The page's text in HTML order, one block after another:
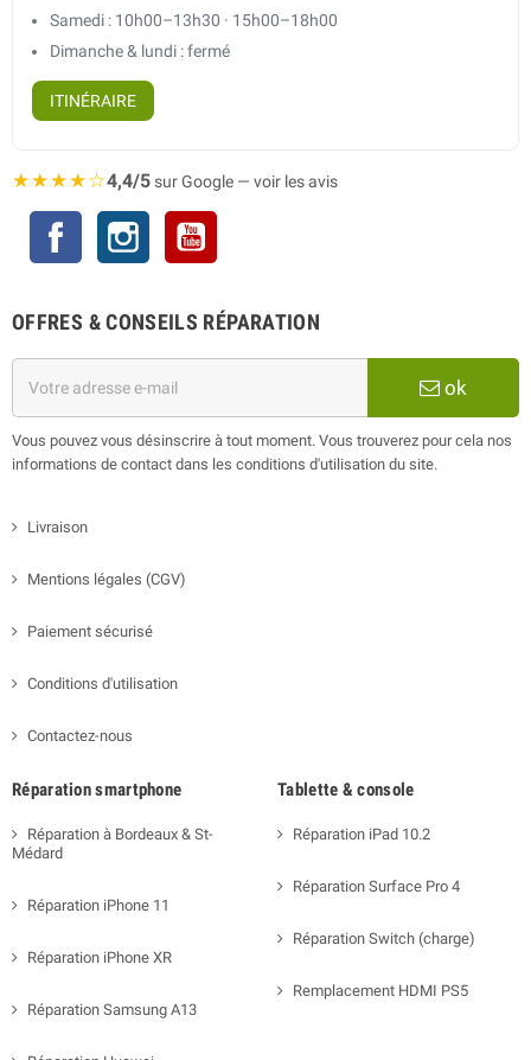
Samedi : 10h00–13h30 · 15h00–18h00
Dimanche & lundi : fermé
ITINÉRAIRE
★★★★☆4,4/5sur Google — voir les avis
Facebook Instagram
OFFRES & CONSEILS RÉPARATION
ok
Vous pouvez vous désinscrire à tout moment. Vous trouverez pour cela nos
informations de contact dans les conditions d'utilisation du site.
Livraison
Mentions légales (CGV)
Paiement sécurisé
Conditions d'utilisation
Contactez-nous
Réparation smartphone
Réparation à Bordeaux & St-
Médard
Réparation iPhone 11
Réparation iPhone XR
Réparation Samsung A13
Tablette & console
Réparation iPad 10.2
Réparation Surface Pro 4
Réparation Switch (charge)
Remplacement HDMI PS5